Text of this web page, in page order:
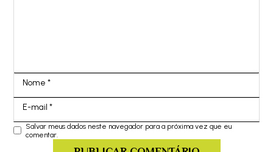
Nome*
E-mail*
Salvar meus dados neste navegador para a próxima vez que eu
comentar.